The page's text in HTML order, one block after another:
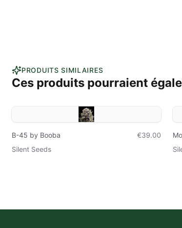
PRODUITS SIMILAIRES
Ces produits pourraient
B-45 by Booba
€39.00
Silent Seeds